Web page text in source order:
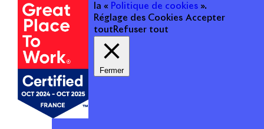
la « Politique de cookies ».
Réglage des Cookies Accepter
tout Refuser tout
Fermer